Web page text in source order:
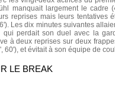
manquait largement le cadre
reprises mais leurs tentatives
Les dix minutes suivantes
qui perdait son duel avec la
à deux reprises sur deux
60'), et évitait à son équipe de
LE BREAK